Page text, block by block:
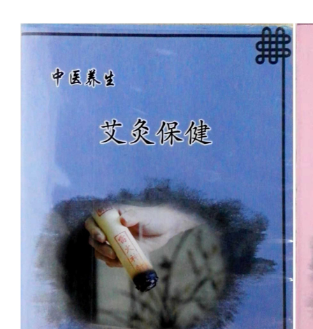
第四讲 围绝经期综合征的推拿保健